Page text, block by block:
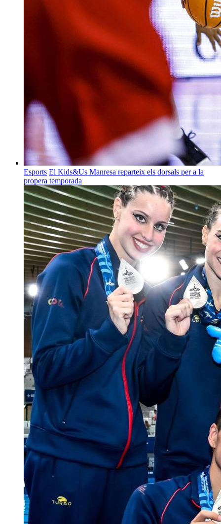
Esports El Kids&Us Manresa reparteix els dorsals per a la
propera temporada